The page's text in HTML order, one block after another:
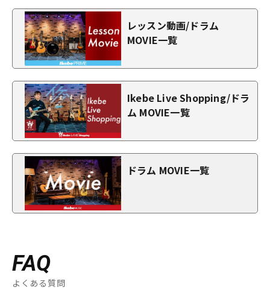
レッスン動画/ドラム
MOVIE一覧
Ikebe Live Shopping/ドラ
ム MOVIE一覧
ドラム MOVIE一覧
FAQ
よくある質問